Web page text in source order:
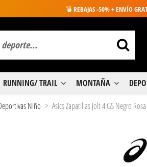
💣 REBAJAS -50% + ENVÍO
RUNNING/ TRAIL MONTAÑA
Niño Asics Zapatillas Jolt 4 GS Negro